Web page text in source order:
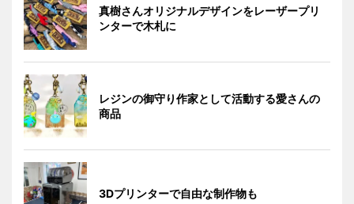
真樹さんオリジナルデザインをレーザープリ
ンターで木札に
レジンの御守り作家として活動する愛さんの
商品
3Dプリンターで自由な制作物も